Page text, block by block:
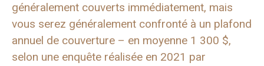
généralement couverts immédiatement, mais
vous serez généralement confronté à un plafond
annuel de couverture – en moyenne 1 300 $,
selon une enquête réalisée en 2021 par